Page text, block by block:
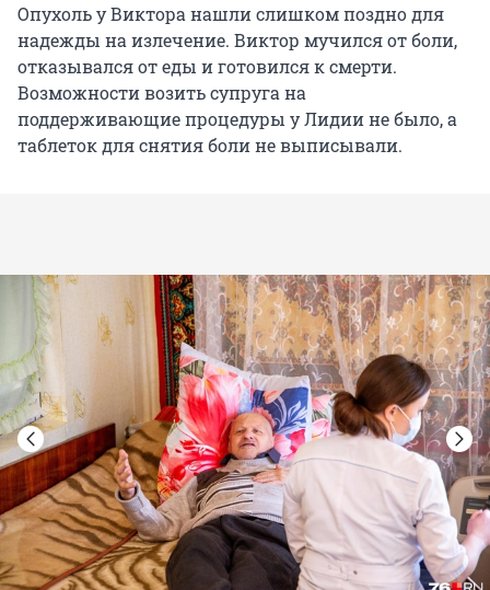
Опухоль у Виктора нашли слишком поздно для
надежды на излечение. Виктор мучился от боли,
отказывался от еды и готовился к смерти.
Возможности возить супруга на
поддерживающие процедуры у Лидии не было, а
таблеток для снятия боли не выписывали.